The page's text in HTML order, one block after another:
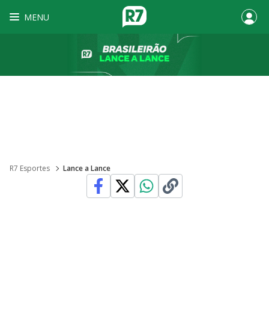
MENU
R7 Esportes Lance a Lance